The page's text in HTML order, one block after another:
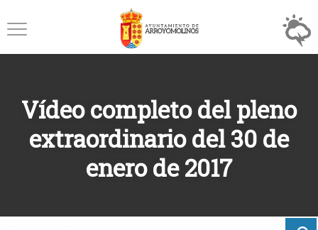
Vídeo completo del pleno
extraordinario del 30 de
enero de 2017